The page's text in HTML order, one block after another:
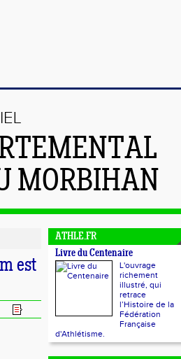
MORBIHAN
est
ATHLE.FR
Livre du Centenaire
L'ouvrage
richement
illustré, qui
retrace
l’Histoire de la
Fédération
Française
d'Athlétisme.